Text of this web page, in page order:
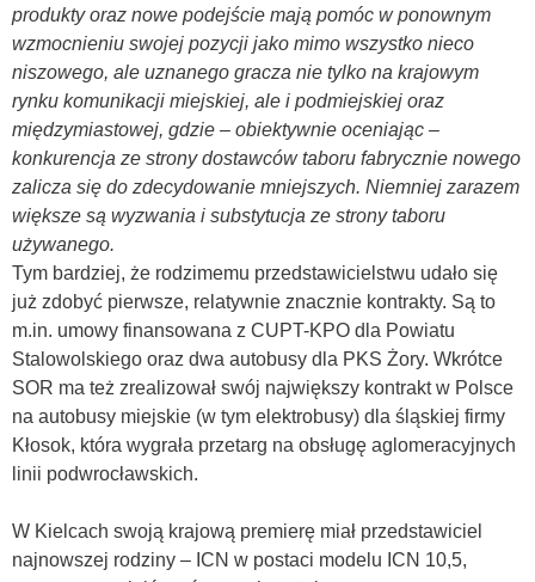
produkty oraz nowe podejście mają pomóc w ponownym
wzmocnieniu swojej pozycji jako mimo wszystko nieco
niszowego, ale uznanego gracza nie tylko na krajowym
rynku komunikacji miejskiej, ale i podmiejskiej oraz
międzymiastowej, gdzie – obiektywnie oceniając –
konkurencja ze strony dostawców taboru fabrycznie nowego
zalicza się do zdecydowanie mniejszych. Niemniej zarazem
większe są wyzwania i substytucja ze strony taboru
używanego.
Tym bardziej, że rodzimemu przedstawicielstwu udało się
już zdobyć pierwsze, relatywnie znacznie kontrakty. Są to
m.in. umowy finansowana z CUPT-KPO dla Powiatu
Stalowolskiego oraz dwa autobusy dla PKS Żory. Wkrótce
SOR ma też zrealizował swój największy kontrakt w Polsce
na autobusy miejskie (w tym elektrobusy) dla śląskiej firmy
Kłosok, która wygrała przetarg na obsługę aglomeracyjnych
linii podwrocławskich.
W Kielcach swoją krajową premierę miał przedstawiciel
najnowszej rodziny – ICN w postaci modelu ICN 10,5,